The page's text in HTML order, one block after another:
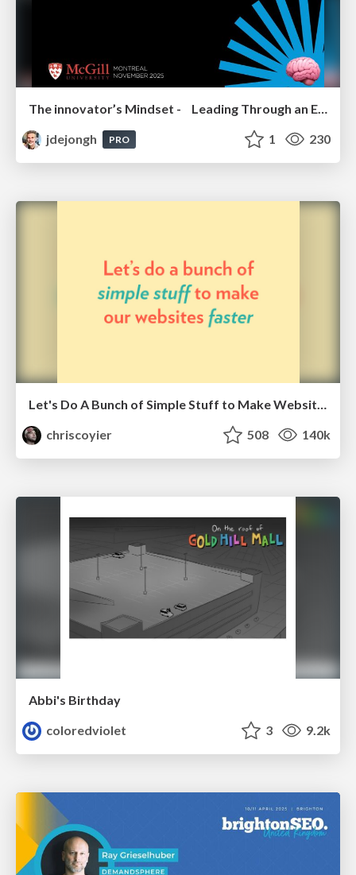
jdejongh
PRO 1 230
Let's Do A Bunch of Simple Stuff to Make Websites Faster
chriscoyier
508 140k
Abbi's Birthday
coloredviolet
3 9.2k